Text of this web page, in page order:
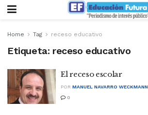
Home Tag receso educativo
Etiqueta: receso educativo
El receso escolar
POR MANUEL NAVARRO WECKMANN
0